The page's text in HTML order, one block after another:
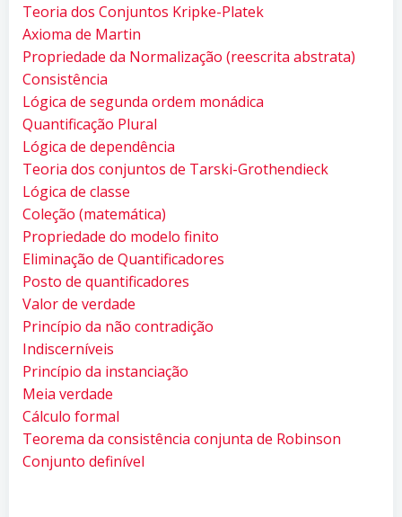
Teoria dos Conjuntos Kripke-Platek
Axioma de Martin
Propriedade da Normalização (reescrita abstrata)
Consistência
Lógica de segunda ordem monádica
Quantificação Plural
Lógica de dependência
Teoria dos conjuntos de Tarski-Grothendieck
Lógica de classe
Coleção (matemática)
Propriedade do modelo finito
Eliminação de Quantificadores
Posto de quantificadores
Valor de verdade
Princípio da não contradição
Indiscerníveis
Princípio da instanciação
Meia verdade
Cálculo formal
Teorema da consistência conjunta de Robinson
Conjunto definível